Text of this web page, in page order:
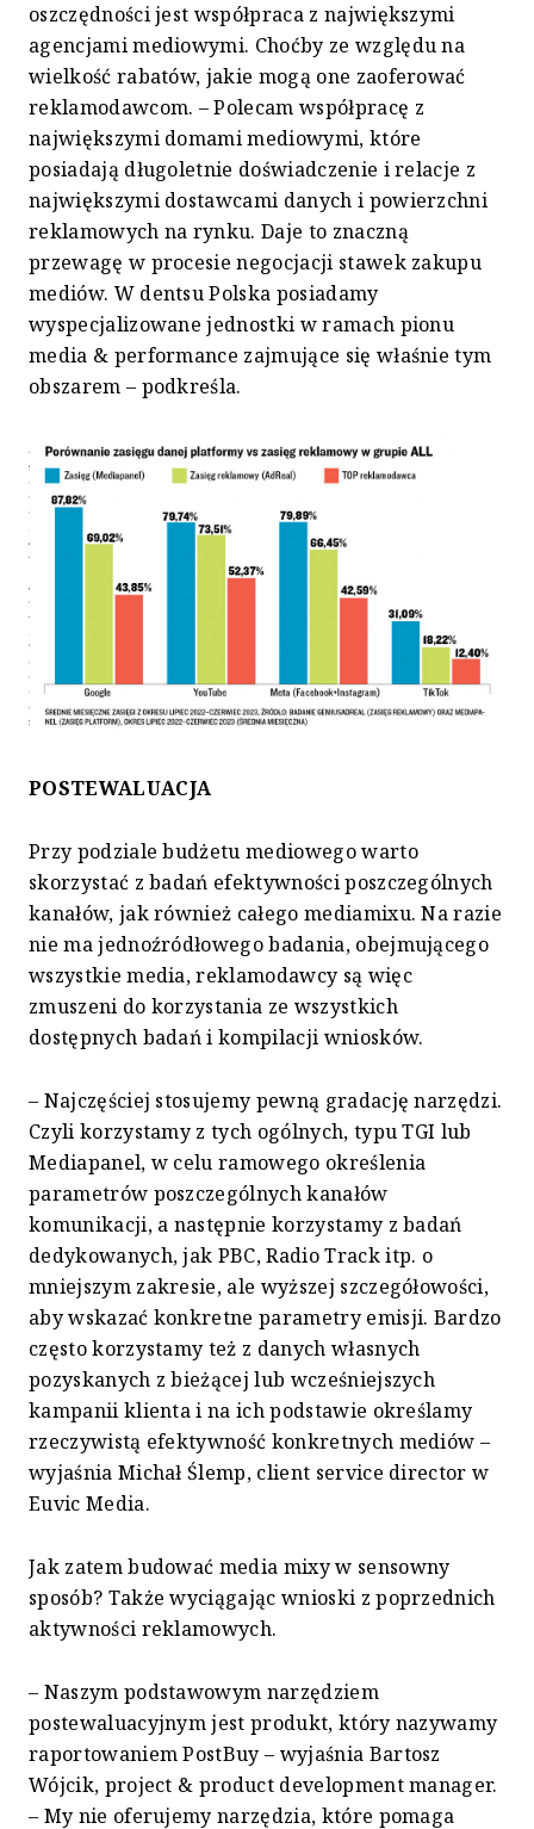
oszczędności jest współpraca z największymi
agencjami mediowymi. Choćby ze względu na
wielkość rabatów, jakie mogą one zaoferować
reklamodawcom. – Polecam współpracę z
największymi domami mediowymi, które
posiadają długoletnie doświadczenie i relacje z
największymi dostawcami danych i powierzchni
reklamowych na rynku. Daje to znaczną
przewagę w procesie negocjacji stawek zakupu
mediów. W dentsu Polska posiadamy
wyspecjalizowane jednostki w ramach pionu
media & performance zajmujące się właśnie tym
obszarem – podkreśla.
POSTEWALUACJA
Przy podziale budżetu mediowego warto
skorzystać z badań efektywności poszczególnych
kanałów, jak również całego mediamixu. Na razie
nie ma jednoźródłowego badania, obejmującego
wszystkie media, reklamodawcy są więc
zmuszeni do korzystania ze wszystkich
dostępnych badań i kompilacji wniosków.
– Najczęściej stosujemy pewną gradację narzędzi.
Czyli korzystamy z tych ogólnych, typu TGI lub
Mediapanel, w celu ramowego określenia
parametrów poszczególnych kanałów
komunikacji, a następnie korzystamy z badań
dedykowanych, jak PBC, Radio Track itp. o
mniejszym zakresie, ale wyższej szczegółowości,
aby wskazać konkretne parametry emisji. Bardzo
często korzystamy też z danych własnych
pozyskanych z bieżącej lub wcześniejszych
kampanii klienta i na ich podstawie określamy
rzeczywistą efektywność konkretnych mediów –
wyjaśnia Michał Ślemp, client service director w
Euvic Media.
Jak zatem budować media mixy w sensowny
sposób? Także wyciągając wnioski z poprzednich
aktywności reklamowych.
– Naszym podstawowym narzędziem
postewaluacyjnym jest produkt, który nazywamy
raportowaniem PostBuy – wyjaśnia Bartosz
Wójcik, project & product development manager.
– My nie oferujemy narzędzia, które pomaga